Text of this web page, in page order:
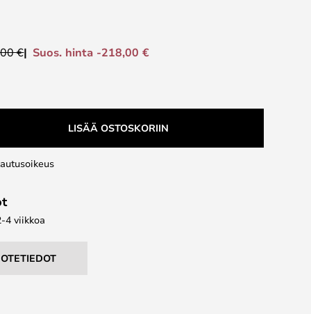
€ Suos. hinta -218,00 €
LISÄÄ OSTOSKORIIN
4 viikkoa